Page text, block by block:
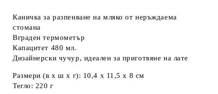
Каничка за разпенване на мляко от неръждаема
стомана
Вграден термометър
Капацитет 480 мл.
Дизайнерски чучур, идеален за приготвяне на лате
Размери (в x ш x г): 10,4 x 11,5 x 8 см
Тегло: 220 г